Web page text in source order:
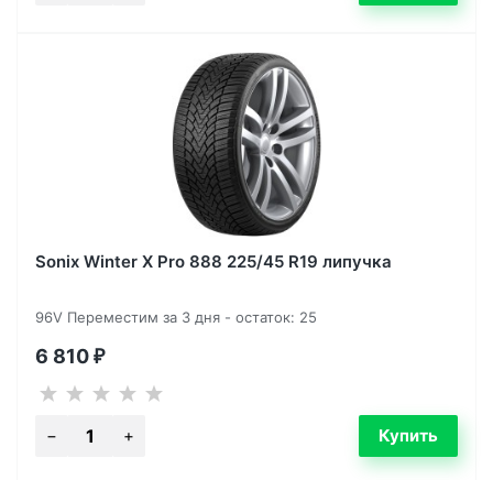
Sonix Winter X Pro 888 225/45 R19 липучка
96V Переместим за 3 дня - остаток: 25
6 810 ₽